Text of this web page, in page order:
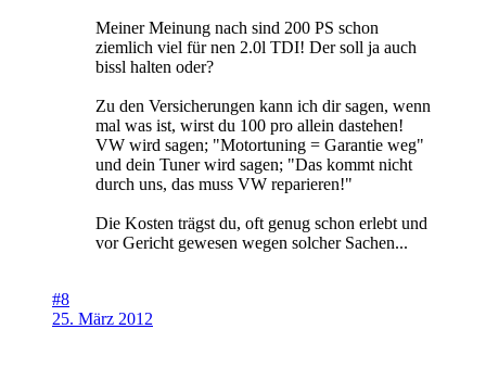
Meiner Meinung nach sind 200 PS schon
ziemlich viel für nen 2.0l TDI! Der soll ja auch
bissl halten oder?
Zu den Versicherungen kann ich dir sagen, wenn
mal was ist, wirst du 100 pro allein dastehen!
VW wird sagen; "Motortuning = Garantie weg"
und dein Tuner wird sagen; "Das kommt nicht
durch uns, das muss VW reparieren!"
Die Kosten trägst du, oft genug schon erlebt und
vor Gericht gewesen wegen solcher Sachen...
#8
25. März 2012